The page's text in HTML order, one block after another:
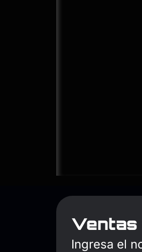
Ventas
Ingresa el